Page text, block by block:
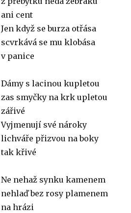
ani cent
Jen když se burza otřása
scvrkává se mu klobása
v panice
Dámy s lacinou kupletou
zas smyčky na krk upletou
zářivé
Vyjmenují své nároky
lichváře přizvou na boky
tak křivé
Ne nehaž synku kamenem
nehlaď bez rosy plamenem
na hrázi